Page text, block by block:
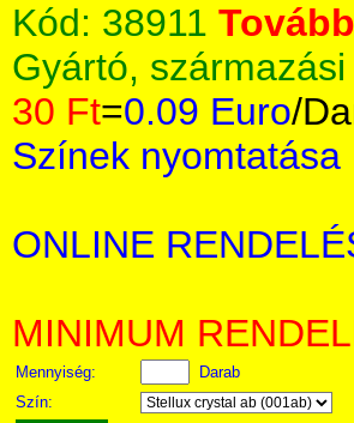
Kód: 38911
Gyártó, származási
30 Ft=0.09 Euro/
Színek nyomtatása
ONLINE
MINIMUM
Mennyiség:
Darab
Szín: